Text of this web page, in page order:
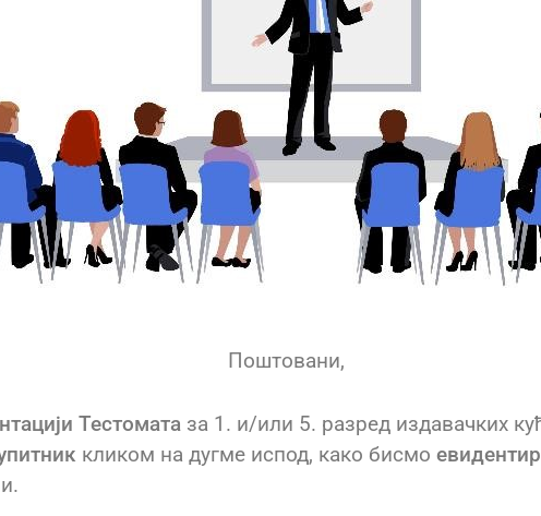
Поштовани,
Тестомата за 1. и/или 5. разред издавачких
кликом на дугме испод, како бисмо